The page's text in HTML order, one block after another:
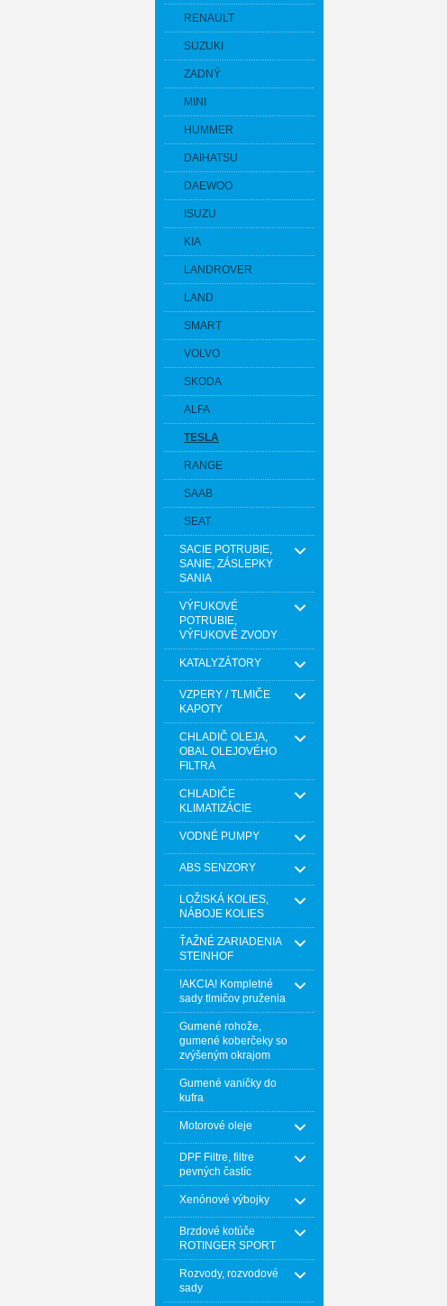
RENAULT
SUZUKI
ZADNÝ
MINI
HUMMER
DAIHATSU
DAEWOO
ISUZU
KIA
LANDROVER
LAND
SMART
VOLVO
SKODA
ALFA
TESLA
RANGE
SAAB
SEAT
SACIE POTRUBIE,
SANIE, ZÁSLEPKY
SANIA
VÝFUKOVÉ
POTRUBIE,
VÝFUKOVÉ ZVODY
KATALYZÁTORY
VZPERY / TLMIČE
KAPOTY
CHLADIČ OLEJA,
OBAL OLEJOVÉHO
FILTRA
CHLADIČE
KLIMATIZÁCIE
VODNÉ PUMPY
ABS SENZORY
LOŽISKÁ KOLIES,
NÁBOJE KOLIES
ŤAŽNÉ ZARIADENIA
STEINHOF
!AKCIA! Kompletné
sady tlmičov pruženia
Gumené rohože,
gumené koberčeky so
zvýšeným okrajom
Gumené vaničky do
kufra
Motorové oleje
DPF Filtre, filtre
pevných častíc
Xenónové výbojky
Brzdové kotúče
ROTINGER SPORT
Rozvody, rozvodové
sady